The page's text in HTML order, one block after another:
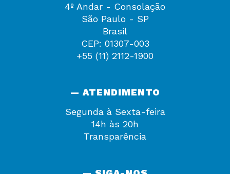
4º Andar - Consolação
São Paulo - SP
Brasil
CEP: 01307-003
+55 (11) 2112-1900
— ATENDIMENTO
Segunda à Sexta-feira
14h às 20h
Transparência